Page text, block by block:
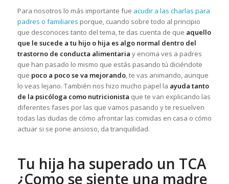
Para nosotros lo más importante fue acudir a las charlas para
padres o familiares porque, cuando sobre todo al principio
que desconoces tanto del tema, te das cuenta de que aquello
que le sucede a tu hijo o hija es algo normal dentro del
trastorno de conducta alimentaria y encima ves a padres
que han pasado lo mismo que estás pasando tú diciéndote
que poco a poco se va mejorando, te vas animando, aunque
lo veas lejano. También nos hizo mucho papel la ayuda tanto
de la psicóloga como nutricionista que te van explicando las
diferentes fases por las que vamos pasando y te resuelven
todas las dudas de cómo afrontar las comidas en casa o cómo
actuar si se pone ansioso, da tranquilidad.
Tu hija ha superado un TCA
¿Como se siente una madre